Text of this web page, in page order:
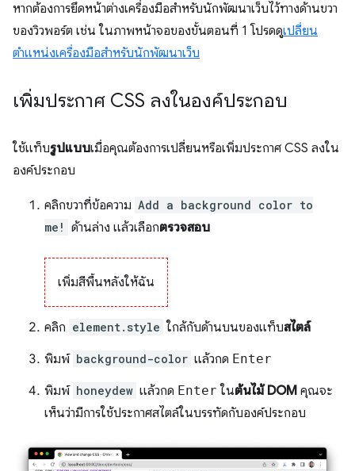
หากต้องการยึดหน้าต่างเครื่องมือสำหรับนักพัฒนาเว็บไว้ทางด้านขวา
ของวิวพอร์ต เช่น ในภาพหน้าจอของขั้นตอนที่ 1 โปรดดูเปลี่ยน
ตำแหน่งเครื่องมือสำหรับนักพัฒนาเว็บ
เพิ่มประกาศ CSS ลงในองค์ประกอบ
ใช้แท็บรูปแบบเมื่อคุณต้องการเปลี่ยนหรือเพิ่มประกาศ CSS ลงใน
องค์ประกอบ
คลิกขวาที่ข้อความ Add a background color to
me! ด้านล่าง แล้วเลือกตรวจสอบ
เพิ่มสีพื้นหลังให้ฉัน
คลิก element.style ใกล้กับด้านบนของแท็บสไตล์
พิมพ์ background-color แล้วกด Enter
พิมพ์ honeydew แล้วกด Enter ในต้นไม้ DOM คุณจะ
เห็นว่ามีการใช้ประกาศสไตล์ในบรรทัดกับองค์ประกอบ